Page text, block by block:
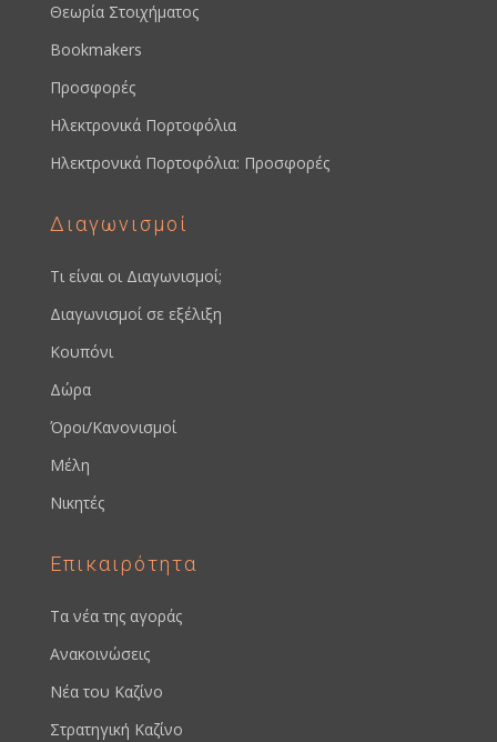
Θεωρία Στοιχήματος
Bookmakers
Προσφορές
Ηλεκτρονικά Πορτοφόλια
Ηλεκτρονικά Πορτοφόλια: Προσφορές
Διαγωνισμοί
Τι είναι οι Διαγωνισμοί;
Διαγωνισμοί σε εξέλιξη
Κουπόνι
Δώρα
Όροι/Κανονισμοί
Μέλη
Νικητές
Επικαιρότητα
Τα νέα της αγοράς
Ανακοινώσεις
Νέα του Καζίνο
Στρατηγική Καζίνο